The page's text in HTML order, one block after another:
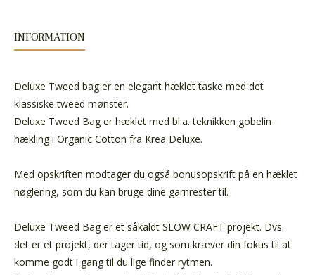
INFORMATION
Deluxe Tweed bag er en elegant hæklet taske med det
klassiske tweed mønster.
Deluxe Tweed Bag er hæklet med bl.a. teknikken gobelin
hækling i Organic Cotton fra Krea Deluxe.
Med opskriften modtager du også bonusopskrift på en hæklet
nøglering, som du kan bruge dine garnrester til.
Deluxe Tweed Bag er et såkaldt SLOW CRAFT projekt. Dvs.
det er et projekt, der tager tid, og som kræver din fokus til at
komme godt i gang til du lige finder rytmen.